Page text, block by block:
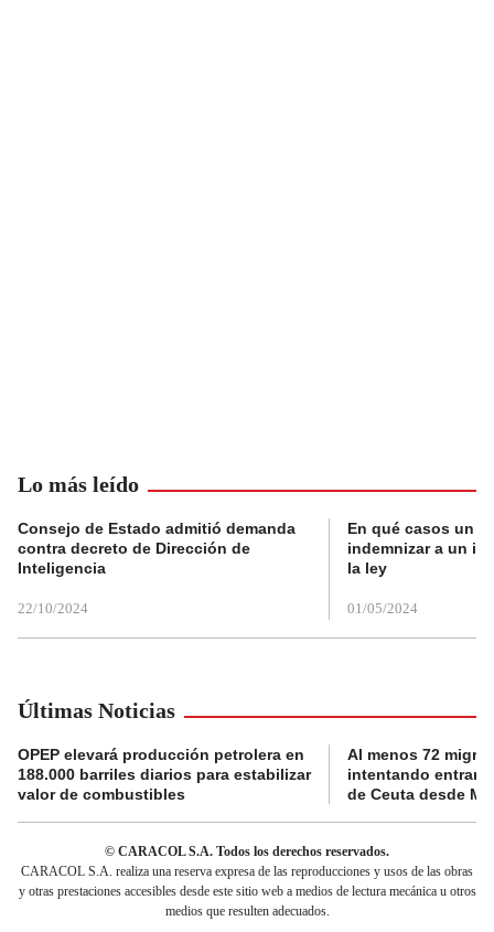
Lo más leído
Consejo de Estado admitió demanda
contra decreto de Dirección de
Inteligencia
22/10/2024
En qué casos un
indemnizar a un
la ley
01/05/2024
Últimas Noticias
OPEP elevará producción petrolera en
188.000 barriles diarios para estabilizar
valor de combustibles
Al menos 72
intentando entrar
de Ceuta desde
© CARACOL S.A. Todos los derechos reservados.
CARACOL S.A. realiza una reserva expresa de las reproducciones y usos de las obras
y otras prestaciones accesibles desde este sitio web a medios de lectura mecánica u otros
medios que resulten adecuados.